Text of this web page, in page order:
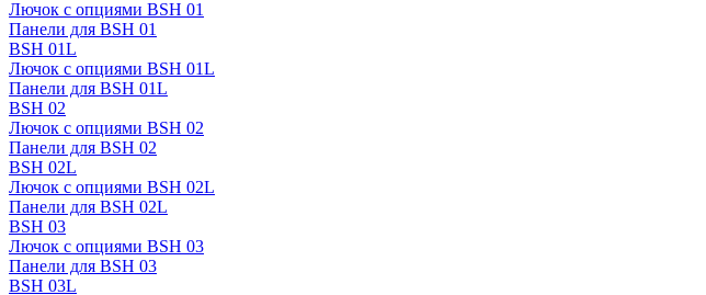
Лючок с опциями BSH 01
Панели для BSH 01
BSH 01L
Лючок с опциями BSH 01L
Панели для BSH 01L
BSH 02
Лючок с опциями BSH 02
Панели для BSH 02
BSH 02L
Лючок с опциями BSH 02L
Панели для BSH 02L
BSH 03
Лючок с опциями BSH 03
Панели для BSH 03
BSH 03L